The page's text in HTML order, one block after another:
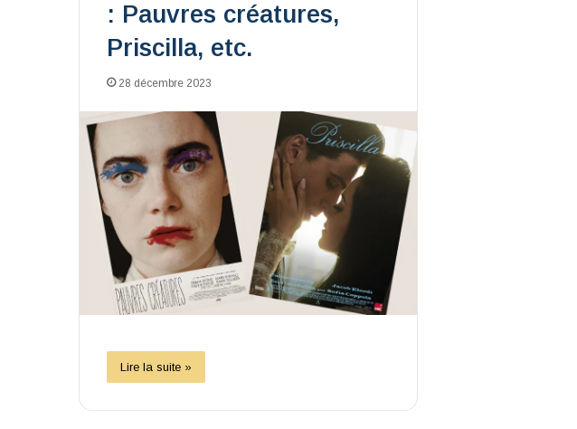
: Pauvres créatures,
Priscilla, etc.
28 décembre 2023
Lire la suite »